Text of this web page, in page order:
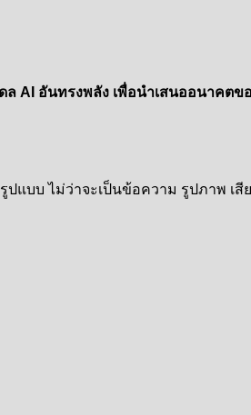
AI อันทรงพลัง เพื่อนำเสนออนาคต
แบบ ไม่ว่าจะเป็นข้อความ รูปภาพ เสี